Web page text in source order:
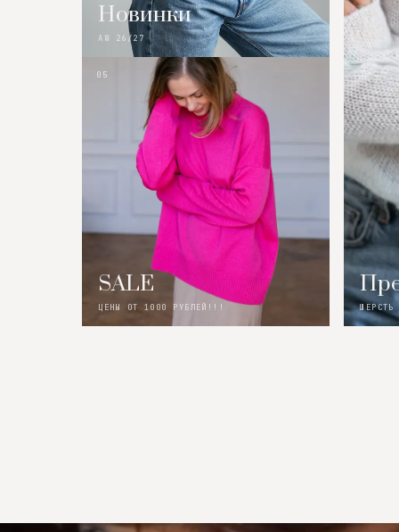
Новинки
AW 26/27
05
SALE
ЦЕНЫ ОТ 1000 РУБЛЕЙ!!! ШЕРСТЬ